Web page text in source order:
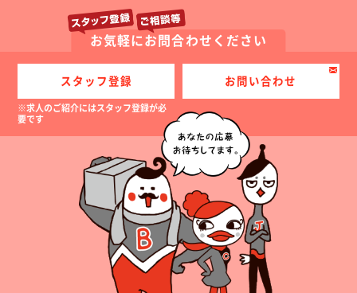
お気軽にお問合わせください
スタッフ登録
※求人のご紹介にはスタッフ登録が必
要です
お問い合わせ